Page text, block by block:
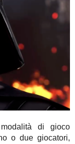
di gioco
o due giocatori,